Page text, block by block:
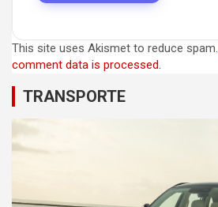
This site uses Akismet to reduce spam.
comment data is processed.
TRANSPORTE